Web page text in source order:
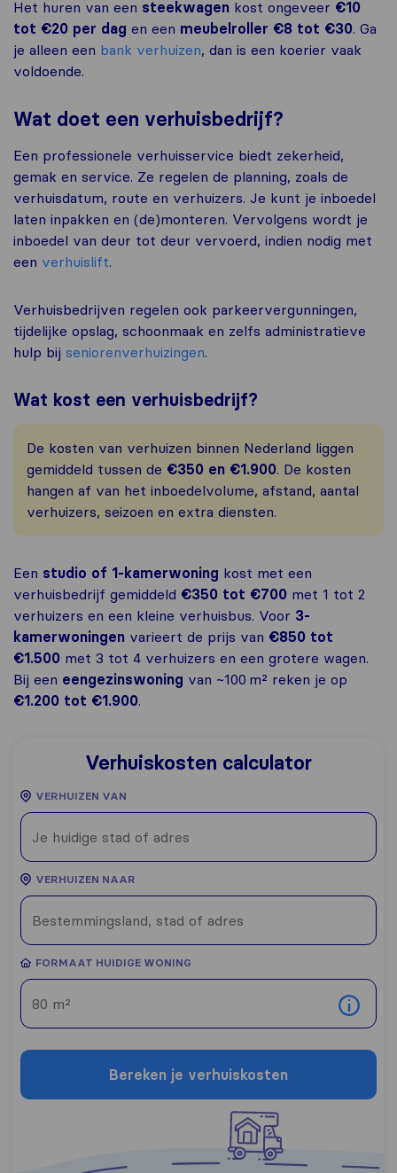
Het huren van een steekwagen kost ongeveer €10
tot €20 per dag en een meubelroller €8 tot €30. Ga
je alleen een bank verhuizen, dan is een koerier vaak
voldoende.
Wat doet een verhuisbedrijf?
Een professionele verhuisservice biedt zekerheid,
gemak en service. Ze regelen de planning, zoals de
verhuisdatum, route en verhuizers. Je kunt je inboedel
laten inpakken en (de)monteren. Vervolgens wordt je
inboedel van deur tot deur vervoerd, indien nodig met
een verhuislift.
Verhuisbedrijven regelen ook parkeervergunningen,
tijdelijke opslag, schoonmaak en zelfs administratieve
hulp bij seniorenverhuizingen.
Wat kost een verhuisbedrijf?
De kosten van verhuizen binnen Nederland liggen
gemiddeld tussen de €350 en €1.900. De kosten
hangen af van het inboedelvolume, afstand, aantal
verhuizers, seizoen en extra diensten.
Een studio of 1-kamerwoning kost met een
verhuisbedrijf gemiddeld €350 tot €700 met 1 tot 2
verhuizers en een kleine verhuisbus. Voor 3-
kamerwoningen varieert de prijs van €850 tot
€1.500 met 3 tot 4 verhuizers en een grotere wagen.
Bij een eengezinswoning van ~100 m² reken je op
€1.200 tot €1.900.
Verhuiskosten calculator
VERHUIZEN VAN
VERHUIZEN NAAR
FORMAAT HUIDIGE WONING
Bereken je verhuiskosten